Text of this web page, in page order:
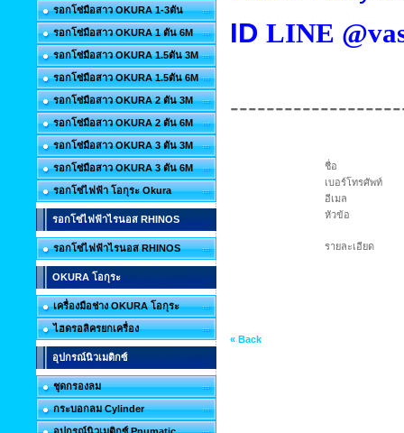
รอกโซ่มือสาว OKURA 1-3ตัน
รอกโซ่มือสาว OKURA 1 ตัน 6M
รอกโซ่มือสาว OKURA 1.5ตัน 3M
รอกโซ่มือสาว OKURA 1.5ตัน 6M
รอกโซ่มือสาว OKURA 2 ตัน 3M
รอกโซ่มือสาว OKURA 2 ตัน 6M
รอกโซ่มือสาว OKURA 3 ตัน 3M
รอกโซ่มือสาว OKURA 3 ตัน 6M
รอกโซ่ไฟฟ้า โอกุระ Okura
รอกโซ่ไฟฟ้าไรนอส RHINOS
รอกโซ่ไฟฟ้าไรนอส RHINOS
OKURA โอกุระ
เครื่องมือช่าง OKURA โอกุระ
ไฮดรอลิครยกเครื่อง
อุปกรณ์นิวเมติกซ์
ชุดกรองลม
กระบอกลม Cylinder
ID LINE
ชื่อ
เบอร์โทรศัพท์
อีเมล
หัวข้อ
รายละเอียด
« Back